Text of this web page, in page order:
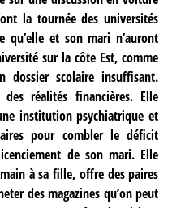
la tournée des universités
qu’elle et son mari n’auront
sur la côte Est, comme
scolaire insuffisant.
réalités financières. Elle
institution psychiatrique et
pour combler le déficit
de son mari. Elle
à sa fille, offre des paires
des magazines qu’on peut